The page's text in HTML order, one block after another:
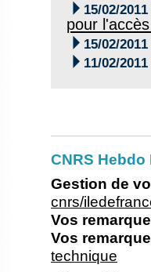
 15/02/2011
pour
 15/02/2011
 11/02/2011
CNRS
Gestion de
cnrs/
Vos
Vos
technique